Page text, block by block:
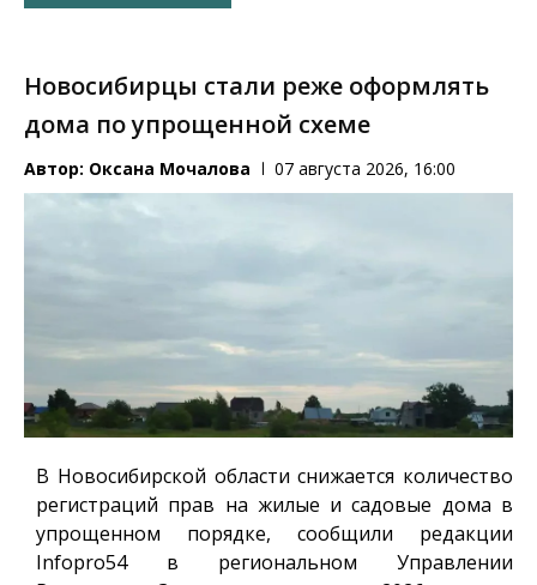
Новосибирцы стали реже оформлять
дома по упрощенной схеме
Автор: Оксана Мочалова 07 августа 2026, 16:00
В Новосибирской области снижается количество
регистраций прав на жилые и садовые дома в
упрощенном порядке, сообщили редакции
Infopro54в региональном Управлении